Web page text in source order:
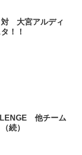
大宮アルディ
！！
他チーム
続）